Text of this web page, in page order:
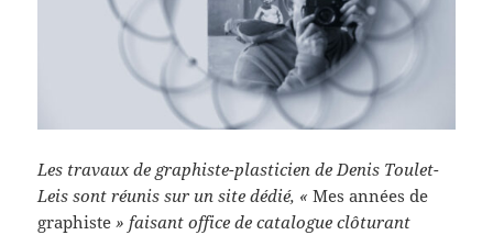
Les travaux de graphiste-plasticien de Denis Toulet-
Leis sont réunis sur un site dédié, «Mes années de
graphiste» faisant office de catalogue clôturant